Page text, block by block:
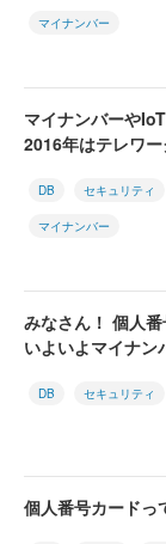
マイナンバー
マイナンバーや
2016年はテレワー
DB セキュリティ
マイナンバー
みなさん！ 個人番
いよいよマイナン
DB セキュリティ
個人番号カードっ